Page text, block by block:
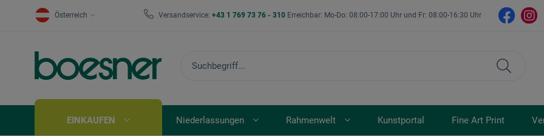
Österreich Versandservice: +43 1 769 73 76 - 310 Erreichbar: Mo-Do: 08:00-17:00 Uhr und Fr: 08:00-16:30 Uhr
EINKAUFEN Niederlassungen Rahmenwelt Kunstportal Fine Art Print